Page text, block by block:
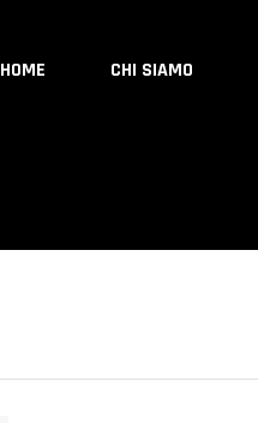
HOME CHI SIAMO